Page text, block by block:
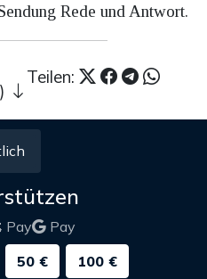
Rede und Antwort.
Teilen:
Pay
Pay
50 € 100 €